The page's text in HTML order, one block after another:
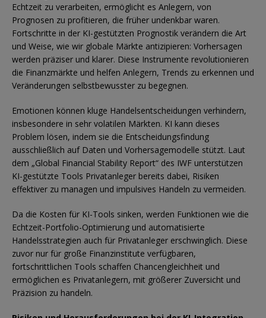
Echtzeit zu verarbeiten, ermöglicht es Anlegern, von
Prognosen zu profitieren, die früher undenkbar waren.
Fortschritte in der KI-gestützten Prognostik verändern die Art
und Weise, wie wir globale Märkte antizipieren: Vorhersagen
werden präziser und klarer. Diese Instrumente revolutionieren
die Finanzmärkte und helfen Anlegern, Trends zu erkennen und
Veränderungen selbstbewusster zu begegnen.
Emotionen können kluge Handelsentscheidungen verhindern,
insbesondere in sehr volatilen Märkten. KI kann dieses
Problem lösen, indem sie die Entscheidungsfindung
ausschließlich auf Daten und Vorhersagemodelle stützt. Laut
dem „Global Financial Stability Report“ des IWF unterstützen
KI-gestützte Tools Privatanleger bereits dabei, Risiken
effektiver zu managen und impulsives Handeln zu vermeiden.
Da die Kosten für KI-Tools sinken, werden Funktionen wie die
Echtzeit-Portfolio-Optimierung und automatisierte
Handelsstrategien auch für Privatanleger erschwinglich. Diese
zuvor nur für große Finanzinstitute verfügbaren,
fortschrittlichen Tools schaffen Chancengleichheit und
ermöglichen es Privatanlegern, mit größerer Zuversicht und
Präzision zu handeln.